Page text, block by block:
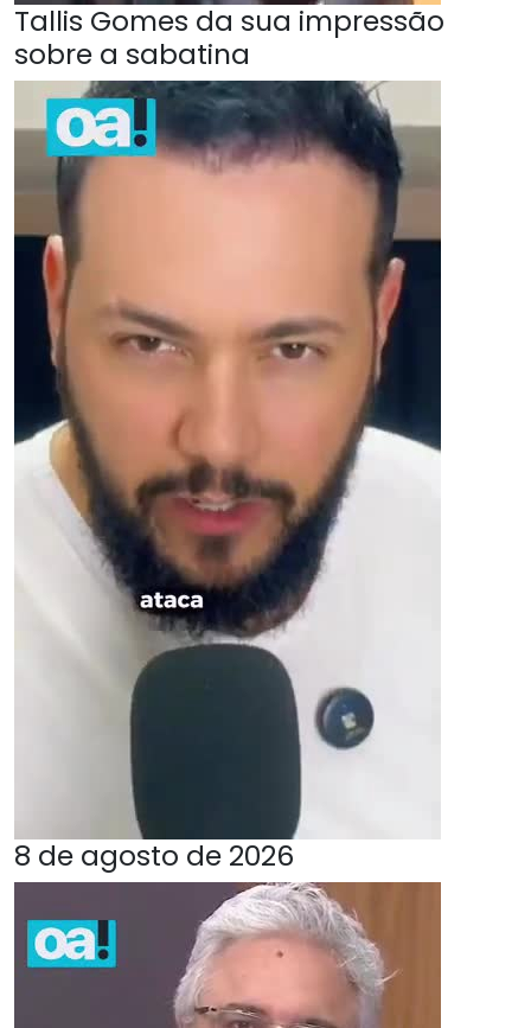
Tallis Gomes da sua impressão
sobre a sabatina
8 de agosto de 2026